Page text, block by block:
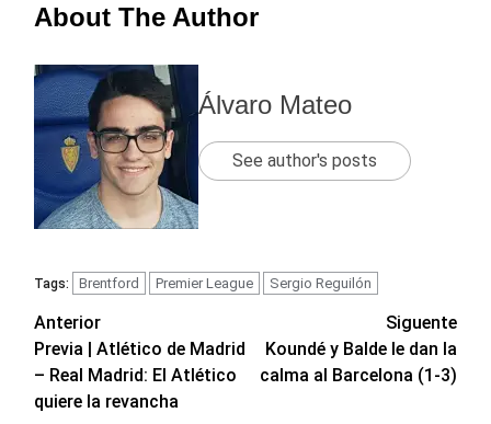
About The Author
Álvaro Mateo
See author's posts
Tags: Brentford Premier League Sergio Reguilón
Navegación
de
entradas
Anterior
Previa | Atlético de Madrid
– Real Madrid: El Atlético
quiere la revancha
Siguente
Koundé y Balde le dan la
calma al Barcelona (1-3)